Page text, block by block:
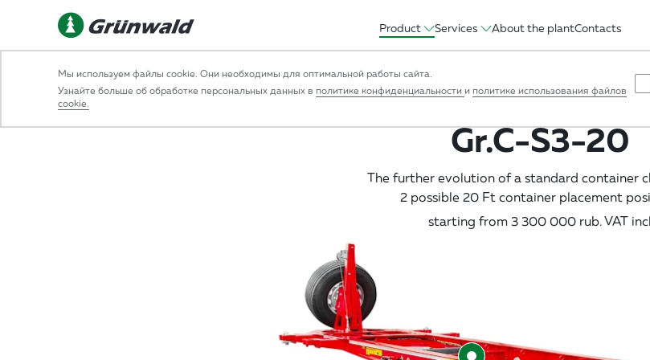
Product Services About the plantContacts
BACK 20FT CONTAINER CHASSIS GR.C S3 20
Gr.C-S3-20
The further evolution of a standard container
2 possible 20 Ft container placement
starting from 3 300 000 rub. VAT incl
Мы используем файлы cookie. Они необходимы для оптимальной работы сайта.
Узнайте больше об обработке персональных данных в политике конфиденциальности и политике использования файлов
cookie.